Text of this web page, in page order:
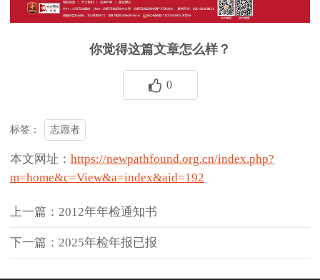
你觉得这篇文章怎么样？
0
标签： 志愿者
本文网址： https://newpathfound.org.cn/index.php?
m=home&c=View&a=index&aid=192
上一篇：2012年年检通知书
下一篇：2025年检年报已报